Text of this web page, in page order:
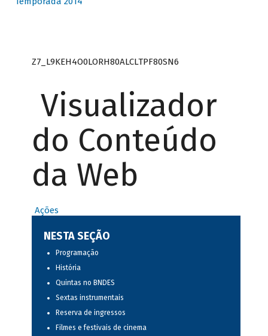
Z7_L9KEH4O0LORH80ALCLTPF80SN6
Visualizador
do Conteúdo
da Web
Ações
NESTA SEÇÃO
Programação
História
Quintas no BNDES
Sextas instrumentais
Reserva de ingressos
Filmes e festivais de cinema